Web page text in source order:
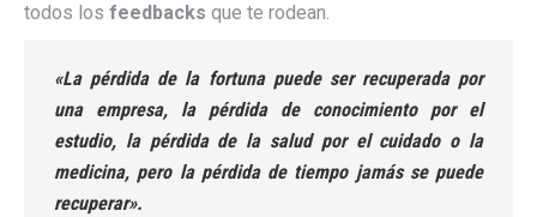
todos los feedbacks que te rodean.
«La pérdida de la fortuna puede ser recuperada por
una empresa, la pérdida de conocimiento por el
estudio, la pérdida de la salud por el cuidado o la
medicina, pero la pérdida de tiempo jamás se puede
recuperar».